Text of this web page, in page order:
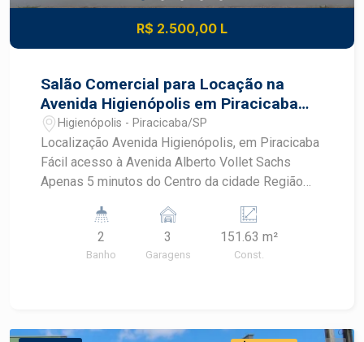
R$ 2.500,00 L
Salão Comercial para Locação na
Avenida Higienópolis em Piracicaba
com 151,63 m² de Construção
Higienópolis - Piracicaba/SP
Localização Avenida Higienópolis, em Piracicaba
Fácil acesso à Avenida Alberto Vollet Sachs
Apenas 5 minutos do Centro da cidade Região
fluxo de pessoas Área do Imóvel 151,63 m² de
área construída Ambientes Amplo salão
comercial 02 banheiros 01 copa 01 lavanderia
segmentos comerciais Fácil acesso às principais
2
Banho
3
Garagens
151.63 m²
Const.